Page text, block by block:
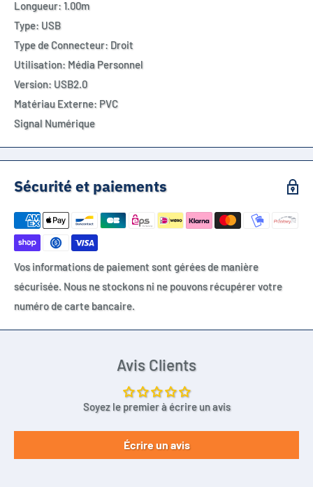
Longueur: 1.00m
Type: USB
Type de Connecteur: Droit
Utilisation: Média Personnel
Version: USB2.0
Matériau Externe: PVC
Signal Numérique
Sécurité et paiements
Vos informations de paiement sont gérées de manière
sécurisée. Nous ne stockons ni ne pouvons récupérer votre
numéro de carte bancaire.
Avis Clients
Soyez le premier à écrire un avis
Écrire un avis